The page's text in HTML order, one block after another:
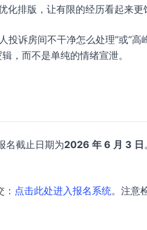
化排版，让有限的经历看起来更
投诉房间不干净怎么处理”或“
，而不是单纯的情绪宣泄。
名截止日期为2026 年 6 月 3 日
点击此处进入报名系统。注意